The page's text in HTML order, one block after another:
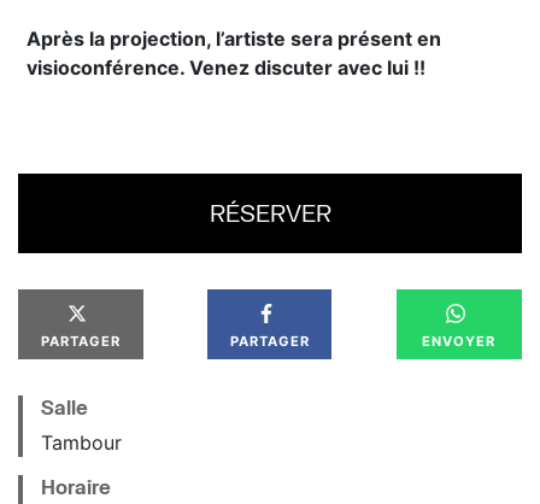
Après la projection, l’artiste sera présent en
visioconférence. Venez discuter avec lui !!
RÉSERVER
PARTAGER PARTAGER ENVOYER
Salle
Tambour
Horaire